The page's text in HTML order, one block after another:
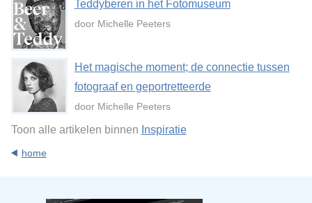
Teddyberen in het Fotomuseum
door Michelle Peeters
Het magische moment; de connectie tussen
fotograaf en geportretteerde
door Michelle Peeters
Toon alle artikelen binnen Inspiratie
home